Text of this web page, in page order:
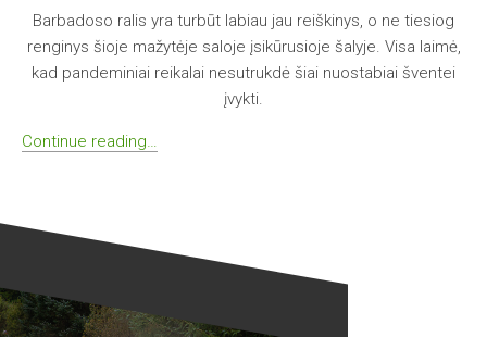
Barbadoso ralis yra turbūt labiau jau reiškinys, o ne tiesiog
renginys šioje mažytėje saloje įsikūrusioje šalyje. Visa laimė,
kad pandeminiai reikalai nesutrukdė šiai nuostabiai šventei
įvykti.
Continue reading…